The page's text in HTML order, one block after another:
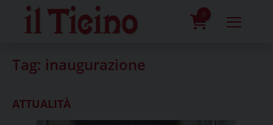
content
0
Tag: inaugurazione
ATTUALITÀ